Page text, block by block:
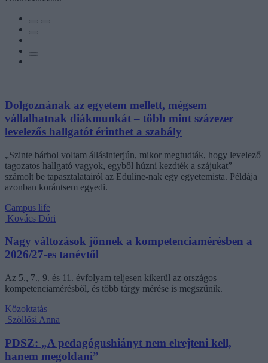
Dolgoznának az egyetem mellett, mégsem
vállalhatnak diákmunkát – több mint százezer
levelezős hallgatót érinthet a szabály
„Szinte bárhol voltam állásinterjún, mikor megtudták, hogy levelező
tagozatos hallgató vagyok, egyből húzni kezdték a szájukat” –
számolt be tapasztalatairól az Eduline-nak egy egyetemista. Példája
azonban korántsem egyedi.
Campus life
Kovács Dóri
Nagy változások jönnek a kompetenciamérésben a
2026/27-es tanévtől
Az 5., 7., 9. és 11. évfolyam teljesen kikerül az országos
kompetenciamérésből, és több tárgy mérése is megszűnik.
Közoktatás
Szöllősi Anna
PDSZ: „A pedagógushiányt nem elrejteni kell,
hanem megoldani”